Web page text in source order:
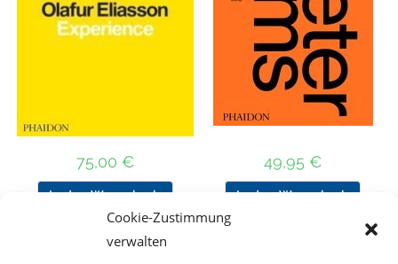
Cookie-Zustimmung
verwalten
75,00 €
In den Warenkorb
49,95 €
In den Warenkorb